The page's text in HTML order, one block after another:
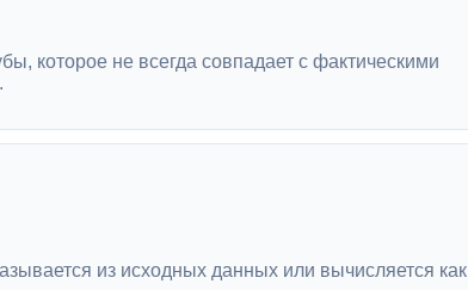
которое не всегда совпадает с фактическими
из исходных данных или вычисляется как